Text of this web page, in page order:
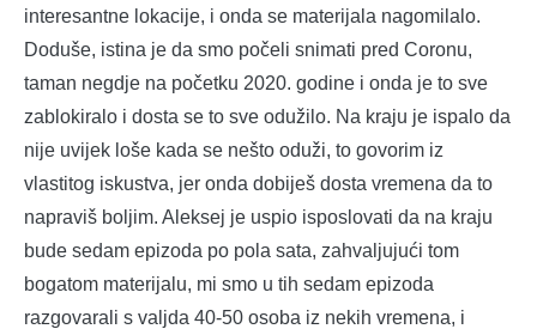
interesantne lokacije, i onda se materijala nagomilalo.
Doduše, istina je da smo počeli snimati pred Coronu,
taman negdje na početku 2020. godine i onda je to sve
zablokiralo i dosta se to sve odužilo. Na kraju je ispalo da
nije uvijek loše kada se nešto oduži, to govorim iz
vlastitog iskustva, jer onda dobiješ dosta vremena da to
napraviš boljim. Aleksej je uspio isposlovati da na kraju
bude sedam epizoda po pola sata, zahvaljujući tom
bogatom materijalu, mi smo u tih sedam epizoda
razgovarali s valjda 40-50 osoba iz nekih vremena, i